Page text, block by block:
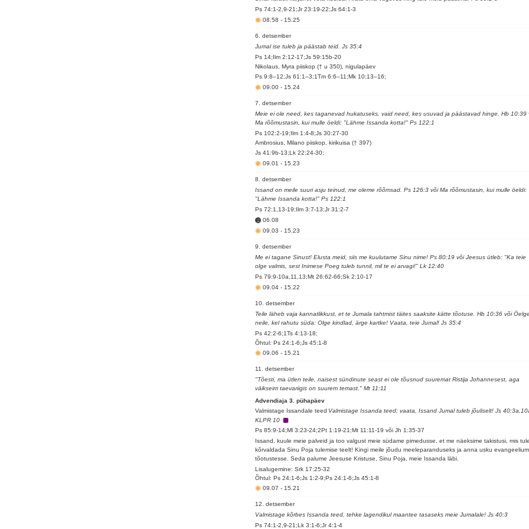
Ps 74:1-2,9-21;Jr 23:19-22;Js 64:1-3
08.58- 15.25
6. detsember
Jumal ise tuleb ja päästab teid. Js 35:4
Ps 14;Ilm 2:12-17;Js 59:15b-20
Nikolaus, Myra piiskop († u 350), nigulapäev
Ps 9:8–12;Js 61:1–3;1Tm 6:6–11;Mk 10:13–16;
09.00- 15.24
7. detsember
Meie ei ole need, kes taganevad hukatuseks, vaid need, kes usuvad ja päästavad hinge. Hb 10:39
Ma rõõmustasin, kui mulle öeldi: "Lähme Issanda kotta!" Ps 122:1
Ps 102:2-19;Ilm 1:4-8;Js 30:27-30
Ambrosius, Milano piiskop, kirikuisa († 397)
Js 41:9b-13;Lk 22:24-30;
09.01- 15.23
8. detsember
Issand on meile suuri asju teinud, me oleme rõõmsad. Ps 126:3 või Ma rõõmustasin, kui mulle öeldi:
"Lähme Issanda kotta!" Ps 122:1
Ps 72:1,13-19;Ilm 3:7-13;Jr 31:2-7
06.08
09.03- 15.23
9. detsember
Me ei tagane Sinust! Elusta meid, siis me kuulutame Sinu nime! Ps 80:19 või Jeesus ütleb: "Ka teie
olge valmis, sest Inimese Poeg tuleb tunnil, mil te ei arvagi!" Lk 12:40
Ps 79:9-10a,11,13;Mt 26:62-66;Sk 2:10-17
09.04- 15.22
10. detsember
Teile läheb vaja kannatlikkust, et te Jumala tahtmist täites saaksite kätte tõotuse. Hb 10:36 või
neile, kel rahutu süda: Olge kindlad, ärge kartke! Vaata, teie Jumal! Js 35:4
Ps 42:2-6;1Ts 4:13-18;
Õhtul: Ps 24:1-6;Js 45:1-8
09.06- 15.21
11. detsember
"Tõesti, ma ütlen teile, naisest sündinute seast ei ole tõusnud suuremat Ristija Johannesest, aga
väikseim taevariigis on suurem temast." Mt 11:11
Advendiaja 3. pühapäev
Valmistage Issandale teed Valmistage Issanda teed; vaata, Issand Jumal tuleb jõuliselt! Js
KLPR 10
Ps 85:9-14;Ml 3:23-24;2Pt 1:19-21;Mt 11:11-19 või Jh 1:35-37
Issand, kuule meie palveid ja too valgust meie südame pimedusse, et me näeksime takistusi, mis
kõrvaldada Sinu Poja tulemise teelt! Kingi meile jõudu meeleparanduseks ja anna usku
tõotustesse. Seda palume Jeesuse Kristuse, Sinu Poja, meie Issanda läbi.
Lisalugemine: Srk 17:25-32
Õhtul: Ps 24:1-6;Js 1:2-9;Ps 24:1-6;Js 45:1-8
09.07- 15.21
12. detsember
Valmistage kõrbes Issanda teed, tehke lagendikul maantee tasaseks meie Jumalale! Js 40:3
Ps 74:1-2,9-21;Lk 3:1-6;Jr 4:1-4